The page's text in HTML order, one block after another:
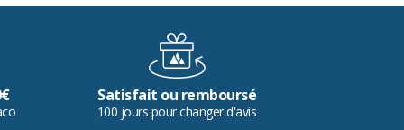
Satisfait ou remboursé
100 jours pour changer d'avis